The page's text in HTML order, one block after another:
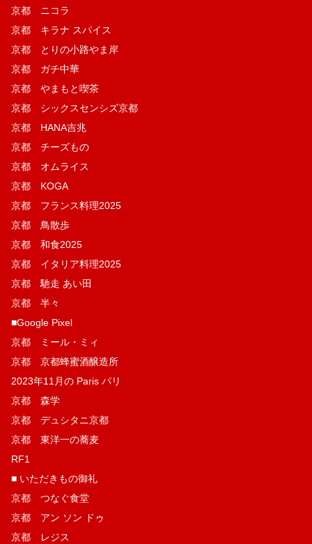
京都 ニコラ
京都 キラナ スパイス
京都 とりの小路やま岸
京都 ガチ中華
京都 やまもと喫茶
京都 シックスセンシズ京都
京都 HANA吉兆
京都 チーズもの
京都 オムライス
京都 KOGA
京都 フランス料理2025
京都 鳥散歩
京都 和食2025
京都 イタリア料理2025
京都 馳走 あい田
京都 半々
■Google Pixel
京都 ミール・ミィ
京都 京都蜂蜜酒醸造所
2023年11月の Paris パリ
京都 森学
京都 デュシタニ京都
京都 東洋一の蕎麦
RF1
■ いただきもの御礼
京都 つなぐ食堂
京都 アン ソン ドゥ
京都 レジス